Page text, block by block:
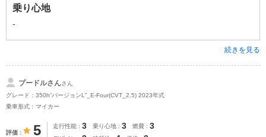
乗り心地
-
続きを見る
プードルさんさん
グレード：350h“バージョンL”_E-Four(CVT_2.5) 2023年式
乗車形式：マイカー
評価 5 走行性能 3 乗り心地 3 燃費 3